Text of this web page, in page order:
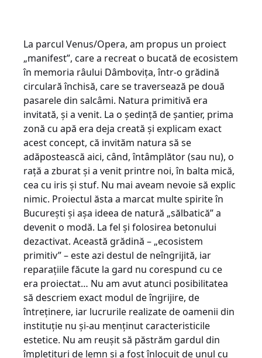
La parcul Venus/Opera, am propus un proiect
„manifest”, care a recreat o bucată de ecosistem
în memoria râului Dâmbovița, într-o grădină
circulară închisă, care se traversează pe două
pasarele din salcâmi. Natura primitivă era
invitată, și a venit. La o ședință de șantier, prima
zonă cu apă era deja creată și explicam exact
acest concept, că invităm natura să se
adăpostească aici, când, întâmplător (sau nu), o
rață a zburat și a venit printre noi, în balta mică,
cea cu iris și stuf. Nu mai aveam nevoie să explic
nimic. Proiectul ăsta a marcat multe spirite în
București și așa ideea de natură „sălbatică” a
devenit o modă. La fel și folosirea betonului
dezactivat. Această grădină – „ecosistem
primitiv” – este azi destul de neîngrijită, iar
reparațiile făcute la gard nu corespund cu ce
era proiectat… Nu am avut atunci posibilitatea
să descriem exact modul de îngrijire, de
întreținere, iar lucrurile realizate de oamenii din
instituție nu și-au menținut caracteristicile
estetice. Nu am reușit să păstrăm gardul din
împletituri de lemn și a fost înlocuit de unul cu